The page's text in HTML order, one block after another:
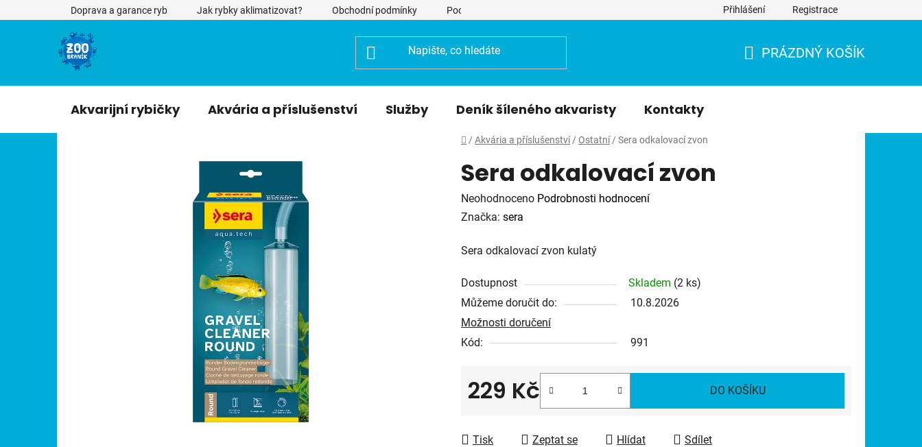
na
Doprava a garance ryb Jak rybky aklimatizovat? Obchodní podmínky Podmínky ochrany osobních údajů Přihlášení Registrace
PRÁZDNÝ KOŠÍK
Akvarijní rybičky Akvária a příslušenství Služby Deník šíleného akvaristy Kontakty
Domů
/ Akvária a příslušenství / Ostatní / Sera odkalovací zvon
Sera odkalovací zvon
Průměrné
hodnocení
je
z
5
hvězdiček.
Neohodnoceno Podrobnosti hodnocení
Značka: sera
Sera odkalovací zvon kulatý
Dostupnost Skladem (2 ks)
Můžeme doručit do:
10.8.2026
Možnosti doručení
Kód:
991
229 Kč DO KOŠÍKU
Tisk Zeptat se Hlídat Sdílet